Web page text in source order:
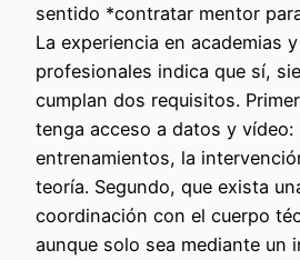
sentido *contratar mentor
La experiencia en academias
profesionales indica que sí,
cumplan dos requisitos.
tenga acceso a datos y
entrenamientos, la
teoría. Segundo, que exista
coordinación con el cuerpo
aunque solo sea mediante un